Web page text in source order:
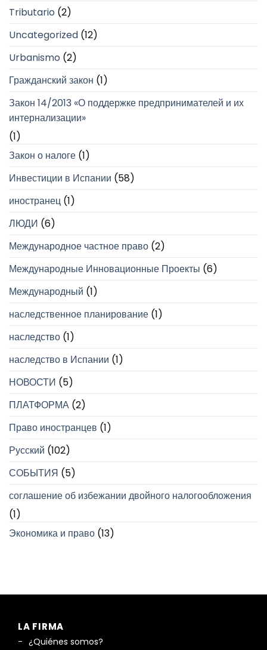
Tributario (2)
Uncategorized (12)
Urbanismo (2)
Гражданский закон (1)
Закон 14/2013 «О поддержке предпринимателей и их
интернализации»
(1)
Закон о налоге (1)
Инвестиции в Испании (58)
иностранец (1)
ЛЮДИ (6)
Международное частное право (2)
Международные Инновационные Проекты (6)
Международный (1)
наследственное планирование (1)
наследство (1)
наследство в Испании (1)
НОВОСТИ (5)
ПЛАТФОРМА (2)
Право иностранцев (1)
Русский (102)
СОБЫТИЯ (5)
соглашение об избежании двойного налогообложения
(1)
Экономика и право (13)
LA FIRMA
¿Quiénes somos?